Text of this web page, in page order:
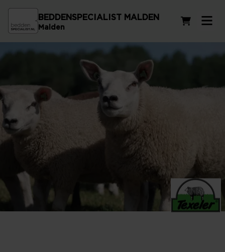
BEDDENSPECIALIST MALDEN
Malden